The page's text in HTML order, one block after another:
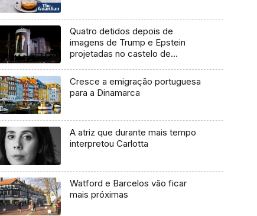
Quatro detidos depois de
imagens de Trump e Epstein
projetadas no castelo de
Cresce a emigração portuguesa
para a Dinamarca
A atriz que durante mais tempo
interpretou Carlotta
Watford e Barcelos vão ficar
mais próximas